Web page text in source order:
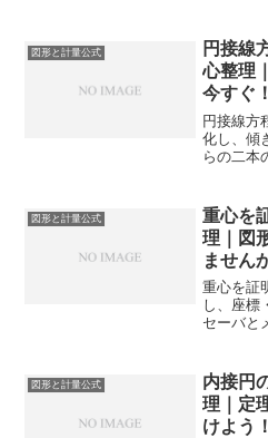
図形と計量公式
円接線
心整理
今すぐ！
円接線方
化し、傾
らの二本
図形と計量公式
重心を
理｜図
ません
重心を証
し、座標
セーバと
す。
図形と計量公式
内接円
理｜定
けよう！